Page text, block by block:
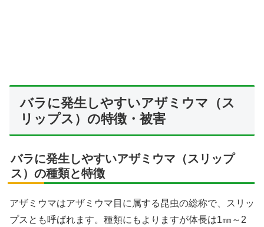
バラに発生しやすいアザミウマ（ス
リップス）の特徴・被害
バラに発生しやすいアザミウマ（スリップ
ス）の種類と特徴
アザミウマはアザミウマ目に属する昆虫の総称で、スリッ
プスとも呼ばれます。種類にもよりますが体長は1㎜～2